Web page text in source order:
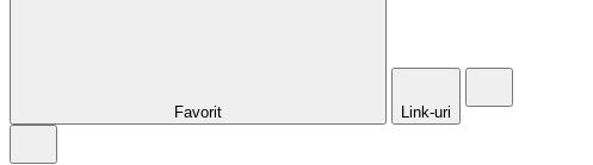
Favorit Link-uri